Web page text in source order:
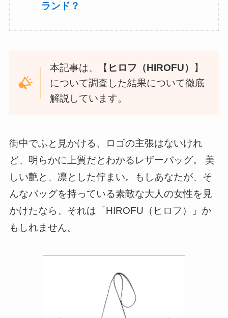
ランド？
本記事は、【 ヒロフ（HIROFU）
】
について調査した結果について徹底
解説しています。
街中でふと見かける、ロゴの主張はないけれ
ど、明らかに上質だとわかるレザーバッグ。 美
しい艶と、凛とした佇まい。もしあなたが、そ
んなバッグを持っている素敵な大人の女性を見
かけたなら、それは「HIROFU（ヒロフ）」か
もしれません。